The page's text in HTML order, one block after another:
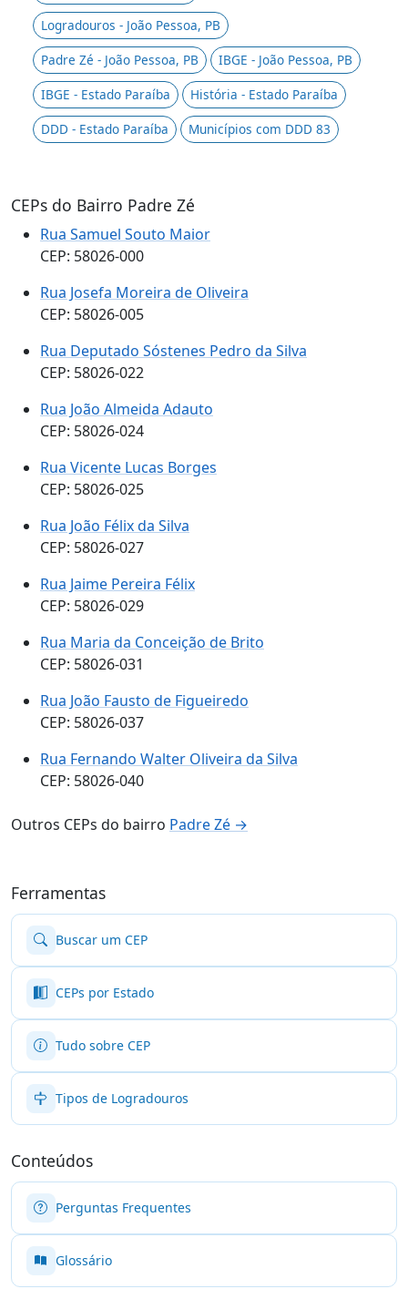
Logradouros - João Pessoa, PB
Padre Zé - João Pessoa, PB
IBGE - João Pessoa, PB
IBGE - Estado Paraíba
História - Estado Paraíba
DDD - Estado Paraíba
Municípios com DDD 83
CEPs do Bairro Padre Zé
Rua Samuel Souto Maior
CEP: 58026-000
Rua Josefa Moreira de Oliveira
CEP: 58026-005
Rua Deputado Sóstenes Pedro da Silva
CEP: 58026-022
Rua João Almeida Adauto
CEP: 58026-024
Rua Vicente Lucas Borges
CEP: 58026-025
Rua João Félix da Silva
CEP: 58026-027
Rua Jaime Pereira Félix
CEP: 58026-029
Rua Maria da Conceição de Brito
CEP: 58026-031
Rua João Fausto de Figueiredo
CEP: 58026-037
Rua Fernando Walter Oliveira da Silva
CEP: 58026-040
Outros CEPs do bairro Padre Zé →
Ferramentas
Buscar um CEP
CEPs por Estado
Tudo sobre CEP
Tipos de Logradouros
Conteúdos
Perguntas Frequentes
Glossário